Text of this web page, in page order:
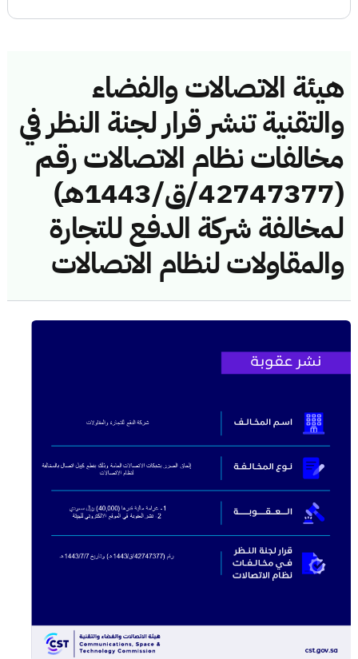
هيئة الاتصالات والفضاء
والتقنية تنشر قرار لجنة النظر في
مخالفات نظام الاتصالات رقم
(42747377/ق/1443هـ)
لمخالفة شركة الدفع للتجارة
والمقاولات لنظام الاتصالات